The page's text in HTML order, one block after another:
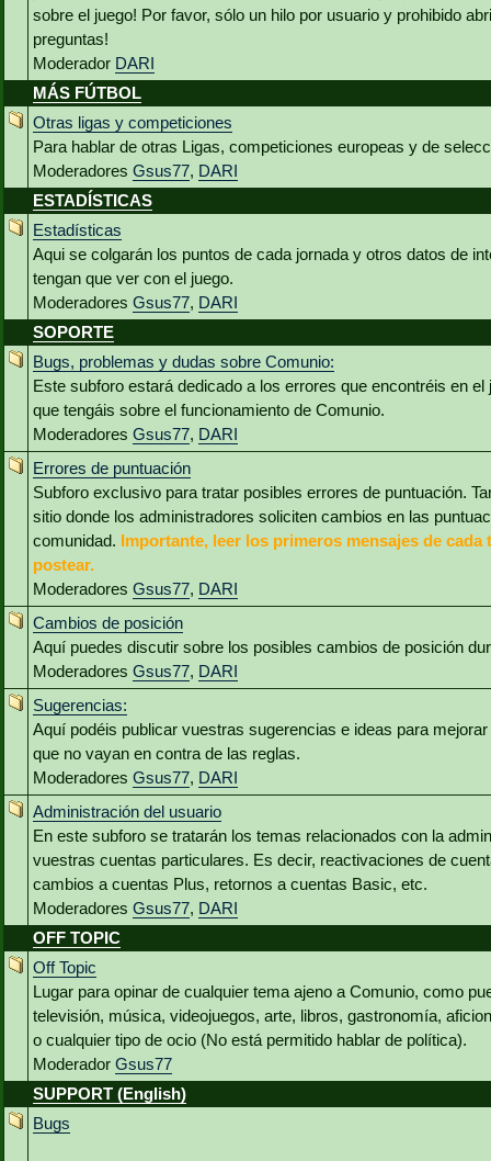
sobre el juego! Por favor, sólo un hilo por usuario y prohibido
preguntas!
Moderador DARI
MÁS FÚTBOL
Otras ligas y competiciones
Para hablar de otras Ligas, competiciones europeas y de
Moderadores Gsus77, DARI
ESTADÍSTICAS
Estadísticas
Aqui se colgarán los puntos de cada jornada y otros datos de
tengan que ver con el juego.
Moderadores Gsus77, DARI
SOPORTE
Bugs, problemas y dudas sobre Comunio:
Este subforo estará dedicado a los errores que encontréis en el
que tengáis sobre el funcionamiento de Comunio.
Moderadores Gsus77, DARI
Errores de puntuación
Subforo exclusivo para tratar posibles errores de puntuación.
sitio donde los administradores soliciten cambios en las
comunidad. Importante, leer los primeros mensajes de cada
postear.
Moderadores Gsus77, DARI
Cambios de posición
Aquí puedes discutir sobre los posibles cambios de posición
Moderadores Gsus77, DARI
Sugerencias:
Aquí podéis publicar vuestras sugerencias e ideas para
que no vayan en contra de las reglas.
Moderadores Gsus77, DARI
Administración del usuario
En este subforo se tratarán los temas relacionados con la
vuestras cuentas particulares. Es decir, reactivaciones de
cambios a cuentas Plus, retornos a cuentas Basic, etc.
Moderadores Gsus77, DARI
OFF TOPIC
Off Topic
Lugar para opinar de cualquier tema ajeno a Comunio, como
televisión, música, videojuegos, arte, libros, gastronomía,
o cualquier tipo de ocio (No está permitido hablar de política).
Moderador Gsus77
SUPPORT (English)
Bugs